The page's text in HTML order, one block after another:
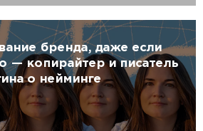
бренда, даже если
— копирайтер и писатель
о нейминге